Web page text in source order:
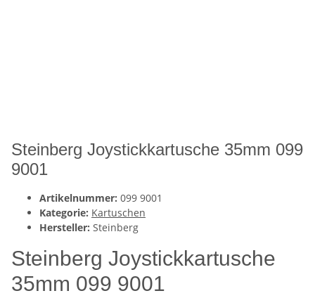
Steinberg Joystickkartusche 35mm 099
9001
Artikelnummer: 099 9001
Kategorie: Kartuschen
Hersteller: Steinberg
Steinberg Joystickkartusche
35mm 099 9001